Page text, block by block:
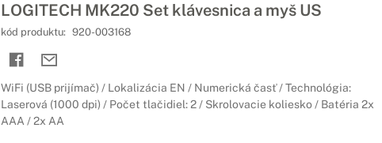
LOGITECH MK220 Set klávesnica a myš US
kód produktu: 920-003168
WiFi (USB prijímač) / Lokalizácia EN / Numerická časť / Technológia:
Laserová (1000 dpi) / Počet tlačidiel: 2 / Skrolovacie koliesko / Batéria 2x
AAA / 2x AA